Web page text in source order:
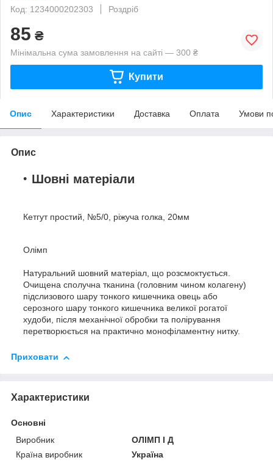
Код: 1234000202303
Роздріб
85 ₴
Мінімальна сума замовлення на сайті — 300 ₴
Купити
Опис Характеристики Доставка Оплата Умови
Опис
Шовні матеріали
Кетгут простий, №5/0, ріжуча голка, 20мм
Олімп
Натуральний шовний матеріал, що розсмоктується.
Очищена сполучна тканина (головним чином колагену)
підслизового шару тонкого кишечника овець або
серозного шару тонкого кишечника великої рогатої
худоби, після механічної обробки та полірування
перетворюється на практично монофіламентну нитку.
Приховати
Характеристики
Основні
Виробник
ОЛІМП І Д
Країна виробник
Україна